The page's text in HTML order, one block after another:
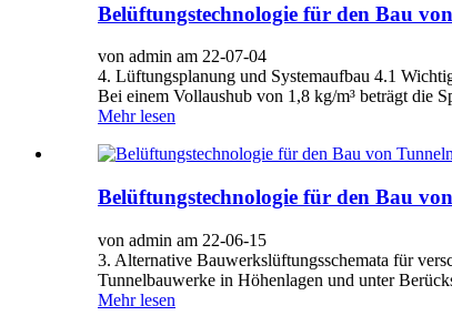
Belüftungstechnologie für den Bau
von admin am 22-07-04
4. Lüftungsplanung und Systemaufbau 4.1
Bei einem Vollaushub von 1,8 kg/m³ beträgt die
Mehr lesen
Belüftungstechnologie für den Bau
von admin am 22-06-15
3. Alternative Bauwerkslüftungsschemata für
Tunnelbauwerke in Höhenlagen und unter
Mehr lesen